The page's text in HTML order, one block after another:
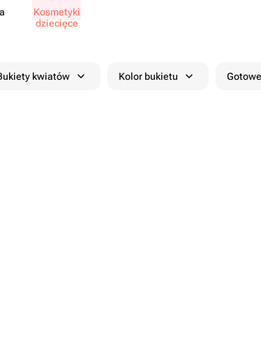
Kosmetyki
dziecięce
kwiatów Kolor bukietu Gotowe